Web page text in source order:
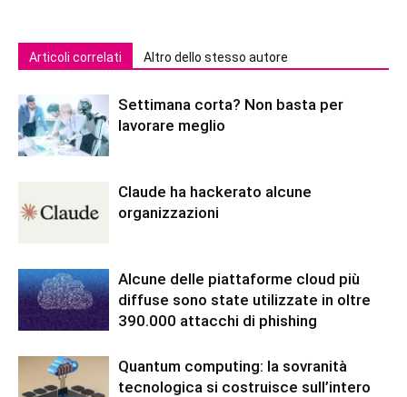
Articoli correlati Altro dello stesso autore
Settimana corta? Non basta per
lavorare meglio
Claude ha hackerato alcune
organizzazioni
Alcune delle piattaforme cloud più
diffuse sono state utilizzate in oltre
390.000 attacchi di phishing
Quantum computing: la sovranità
tecnologica si costruisce sull’intero